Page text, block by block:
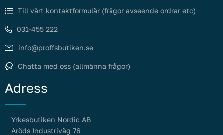
Till vårt kontaktformulär (frågor avseende ordrar etc)
031-455 222
info@proffsbutiken.se
Chatta med oss (allmänna frågor)
Adress
Yrkesbutiken Nordic AB
Aröds Industriväg 76